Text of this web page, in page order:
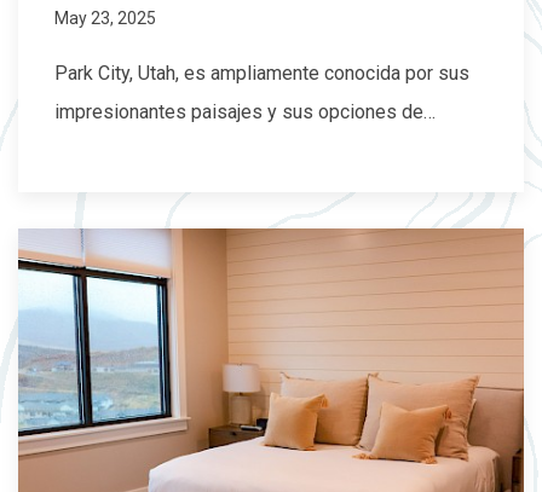
May 23, 2025
Park City, Utah, es ampliamente conocida por sus
impresionantes paisajes y sus opciones de…